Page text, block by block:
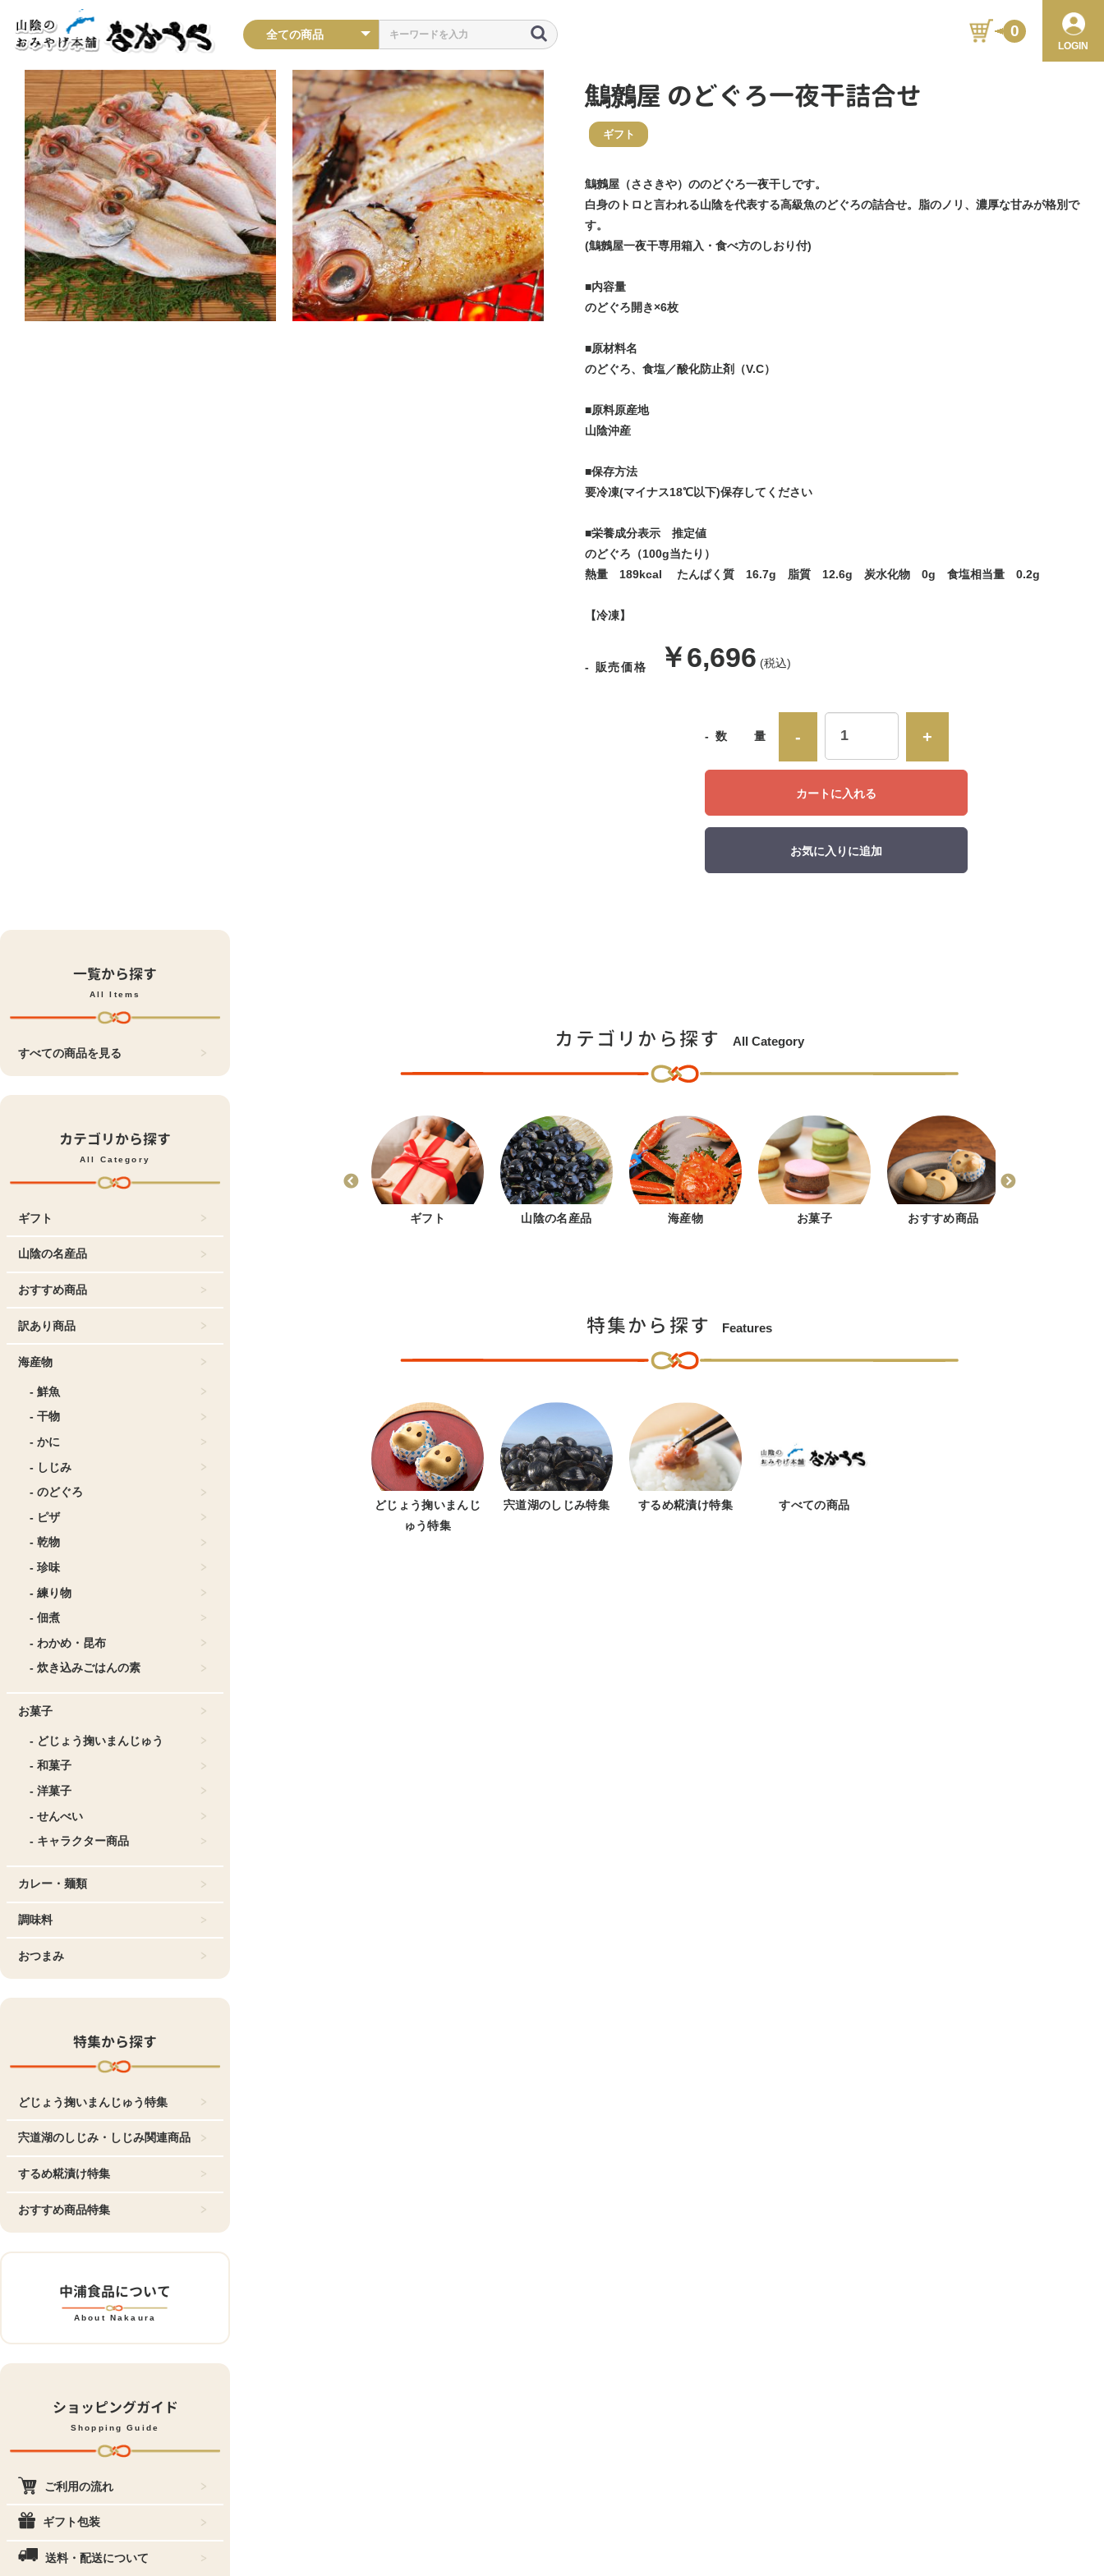
0
LOGIN
鷦鷯屋 のどぐろ一夜干詰合せ
ギフト
鷦鷯屋（ささきや）ののどぐろ一夜干しです。
白身のトロと言われる山陰を代表する高級魚のどぐろの詰合せ。脂のノリ、濃厚な甘みが格別で
す。
(鷦鷯屋一夜干専用箱入・食べ方のしおり付)
■内容量
のどぐろ開き×6枚
■原材料名
のどぐろ、食塩／酸化防止剤（V.C）
■原料原産地
山陰沖産
■保存方法
要冷凍(マイナス18℃以下)保存してください
■栄養成分表示 推定値
のどぐろ（100g当たり）
熱量 189kcal たんぱく質 16.7g 脂質 12.6g 炭水化物 0g 食塩相当量 0.2g
【冷凍】
- 販売価格
販
￥6,696 (税込)
- 数 量 - +
カートに入れる
お気に入りに追加
一覧から探す
All Items
すべての商品を見る
カテゴリから探す
All Category
ギフト
山陰の名産品
おすすめ商品
訳あり商品
海産物
- 鮮魚
- 干物
- かに
- しじみ
- のどぐろ
- ピザ
- 乾物
- 珍味
- 練り物
- 佃煮
- わかめ・昆布
- 炊き込みごはんの素
お菓子
- どじょう掬いまんじゅう
- 和菓子
- 洋菓子
- せんべい
- キャラクター商品
カレー・麺類
調味料
おつまみ
特集から探す
どじょう掬いまんじゅう特集
宍道湖のしじみ・しじみ関連商品
するめ糀漬け特集
おすすめ商品特集
中浦食品について
About Nakaura
ショッピングガイド
Shopping Guide
ご利用の流れ
ギフト包装
送料・配送について
カテゴリから探す All Category
お菓子 おすすめ商品 ギフト 山陰の名産品 海産物 お菓子 おすすめ商品
特集から探す Features
どじょう掬いまんじ
ゅう特集
宍道湖のしじみ特集 するめ糀漬け特集 すべての商品